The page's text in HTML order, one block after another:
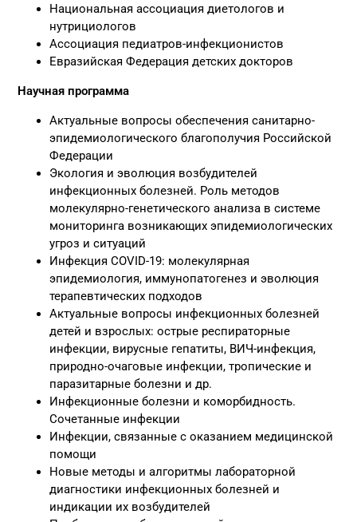
Национальная ассоциация диетологов и
нутрициологов
Ассоциация педиатров-инфекционистов
Евразийская Федерация детских докторов
Научная программа
Актуальные вопросы обеспечения санитарно-
эпидемиологического благополучия Российской
Федерации
Экология и эволюция возбудителей
инфекционных болезней. Роль методов
молекулярно-генетического анализа в системе
мониторинга возникающих эпидемиологических
угроз и ситуаций
Инфекция COVID-19: молекулярная
эпидемиология, иммунопатогенез и эволюция
терапевтических подходов
Актуальные вопросы инфекционных болезней
детей и взрослых: острые респираторные
инфекции, вирусные гепатиты, ВИЧ-инфекция,
природно-очаговые инфекции, тропические и
паразитарные болезни и др.
Инфекционные болезни и коморбидность.
Сочетанные инфекции
Инфекции, связанные с оказанием медицинской
помощи
Новые методы и алгоритмы лабораторной
диагностики инфекционных болезней и
индикации их возбудителей